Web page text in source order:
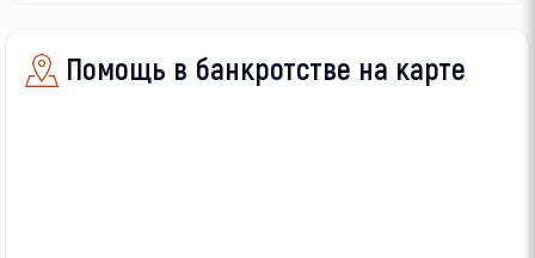
Помощь в банкротстве на карте